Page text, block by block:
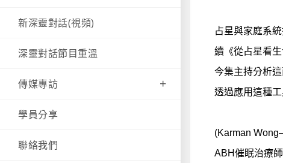
新深靈對話(視頻)
深靈對話節目重溫
傳媒專訪
學員分享
聯絡我們
占星與家庭系
續《從占星看
今集主持分析
透過應用這種
(Karman
ABH催眠治療